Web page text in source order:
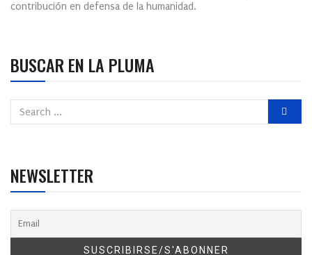
contribución en defensa de la humanidad.
BUSCAR EN LA PLUMA
NEWSLETTER